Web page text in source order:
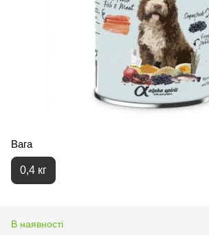
Вага
0,4 кг
В наявності